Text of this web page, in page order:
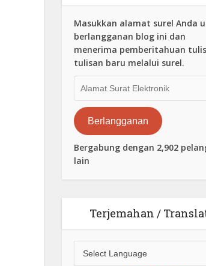
Masukkan alamat surel Anda
berlangganan blog ini dan
menerima pemberitahuan
tulisan baru melalui surel.
Surat
Elektronik
Berlangganan
Bergabung dengan 2,902
lain
Terjemahan /